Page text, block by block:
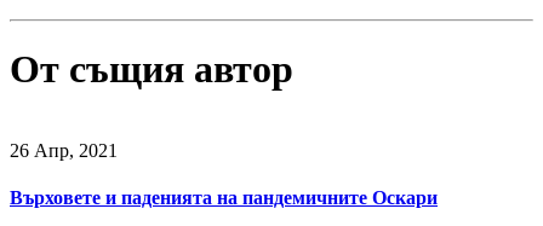
От същия автор
26 Апр, 2021
Върховете и паденията на пандемичните Оскари